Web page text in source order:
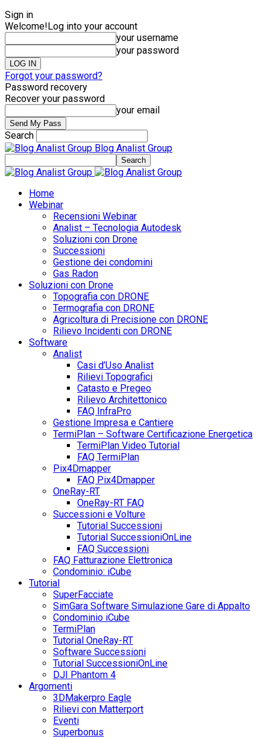
Sign in
Welcome!Log into your account
your username
your password
Forgot your password?
Password recovery
Recover your password
your email
Search
Blog Analist Group
Home
Webinar
Recensioni Webinar
Analist – Tecnologia Autodesk
Soluzioni con Drone
Successioni
Gestione dei condomini
Gas Radon
Soluzioni con Drone
Topografia con DRONE
Termografia con DRONE
Agricoltura di Precisione con DRONE
Rilievo Incidenti con DRONE
Software
Analist
Casi d’Uso Analist
Rilievi Topografici
Catasto e Pregeo
Rilievo Architettonico
FAQ InfraPro
Gestione Impresa e Cantiere
TermiPlan – Software Certificazione Energetica
TermiPlan Video Tutorial
FAQ TermiPlan
Pix4Dmapper
FAQ Pix4Dmapper
OneRay-RT
OneRay-RT FAQ
Successioni e Volture
Tutorial Successioni
Tutorial SuccessioniOnLine
FAQ Successioni
FAQ Fatturazione Elettronica
Condominio: iCube
Tutorial
SuperFacciate
SimGara Software Simulazione Gare di Appalto
Condominio iCube
TermiPlan
Tutorial OneRay-RT
Software Successioni
Tutorial SuccessioniOnLine
DJI Phantom 4
Argomenti
3DMakerpro Eagle
Rilievi con Matterport
Eventi
Superbonus